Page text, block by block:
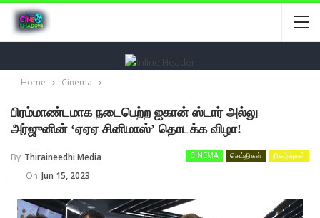
Home Cinema
பிரம்மாண்டமாக நடைபெற்ற ஐகான் ஸ்டார் அல்லு
அர்ஜுனின் ‘ஏஏஏ சினிமாஸ்’ தொடக்க விழா!
CINEMA செய்திகள் நிகழ்வுகள்
By Thiraineedhi Media
On Jun 15, 2023